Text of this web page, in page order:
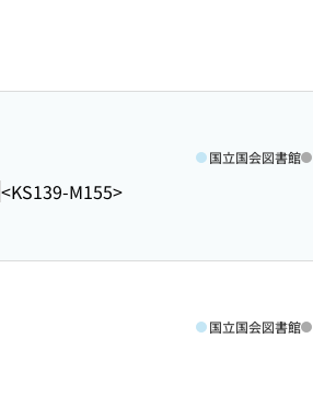
<KS139-M155>
国立国会図書館
国立国会図書館